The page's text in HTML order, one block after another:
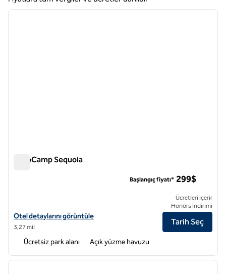
1 / 12
AutoCamp Sequoia
AutoCamp Sequoia için otel detaylarını görüntüleyin
Otel detaylarını görüntüle
3,27 mil
Başlangıç fiyatı* 299$
Ücretleri içerir
Honors İndirimi
Tarih Seç
Ücretsiz park alanı Açık yüzme havuzu
1 / 12